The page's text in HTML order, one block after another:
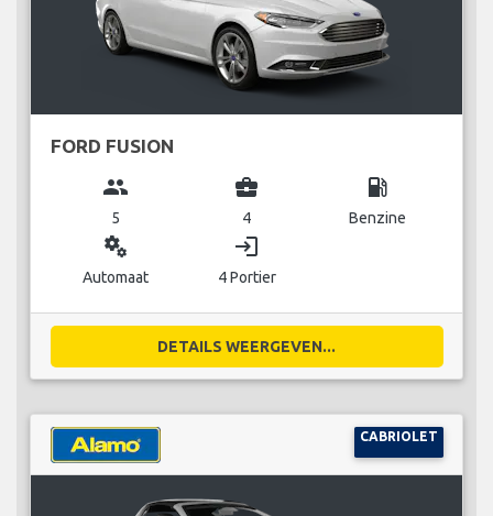
FORD FUSION
group
5
business_center
4
local_gas_station
Benzine
miscellaneous_services
Automaat
login
4 Portier
DETAILS WEERGEVEN...
CABRIOLET